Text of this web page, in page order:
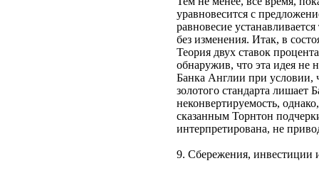
уравновесится с
равновесие
без изменения. Итак, в
Теория двух ставок
обнаружив, что эта идея не
Банка Англии при условии,
золотого стандарта лишает
неконвертируемость,
сказанным Торнтон
интерпретирована, не
9. Сбережения, инвестиции